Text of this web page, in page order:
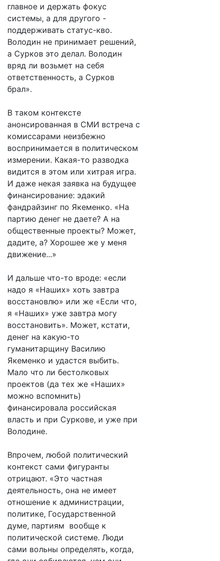
главное и держать фокус
системы, а для другого -
поддерживать статус-кво.
Володин не принимает решений,
а Сурков это делал. Володин
вряд ли возьмет на себя
ответственность, а Сурков
брал».
В таком контексте
анонсированная в СМИ встреча с
комиссарами неизбежно
воспринимается в политическом
измерении. Какая-то разводка
видится в этом или хитрая игра.
И даже некая заявка на будущее
финансирование: эдакий
фандрайзинг по Якеменко. «На
партию денег не даете? А на
общественные проекты? Может,
дадите, а? Хорошее же у меня
движение...»
И дальше что-то вроде: «если
надо я «Наших» хоть завтра
восстановлю» или же «Если что,
я «Наших» уже завтра могу
восстановить». Может, кстати,
денег на какую-то
гуманитарщину Василию
Якеменко и удастся выбить.
Мало что ли бестолковых
проектов (да тех же «Наших»
можно вспомнить)
финансировала российская
власть и при Суркове, и уже при
Володине.
Впрочем, любой политический
контекст сами фигуранты
отрицают. «Это частная
деятельность, она не имеет
отношение к администрации,
политике, Государственной
думе, партиям вообще к
политической системе. Люди
сами вольны определять, когда,